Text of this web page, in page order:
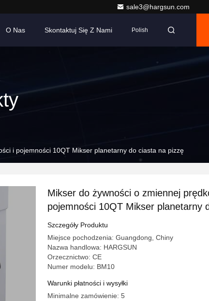
sale3@hargsun.com
O Nas Skontaktuj Się Z Nami Polish
i pojemności 10QT Mikser planetarny do ciasta na pizzę
Mikser do żywności o zmiennej
pojemności 10QT Mikser planetarny
pizzę
Szczegóły Produktu
Miejsce pochodzenia: Guangdong, Chiny
Nazwa handlowa: HARGSUN
Orzecznictwo: CE
Numer modelu: BM10
Warunki płatności i wysyłki
Minimalne zamówienie: 5